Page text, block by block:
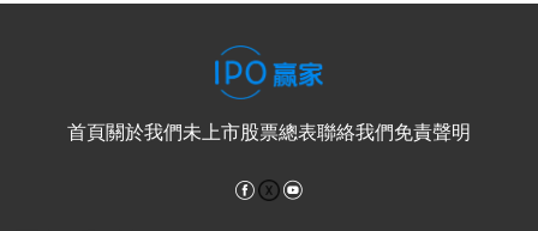
首頁關於我們未上市股票總表聯絡我們免責聲明
Facebook